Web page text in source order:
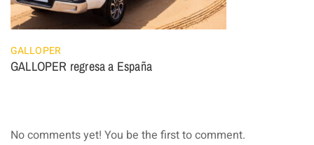
GALLOPER
GALLOPER regresa a España
No comments yet! You be the first to comment.